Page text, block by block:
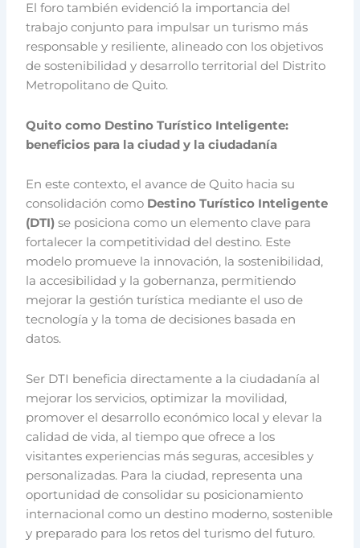
El foro también evidenció la importancia del
trabajo conjunto para impulsar un turismo más
responsable y resiliente, alineado con los objetivos
de sostenibilidad y desarrollo territorial del Distrito
Metropolitano de Quito.
Quito como Destino Turístico Inteligente:
beneficios para la ciudad y la ciudadanía
En este contexto, el avance de Quito hacia su
consolidación como Destino Turístico Inteligente
(DTI) se posiciona como un elemento clave para
fortalecer la competitividad del destino. Este
modelo promueve la innovación, la sostenibilidad,
la accesibilidad y la gobernanza, permitiendo
mejorar la gestión turística mediante el uso de
tecnología y la toma de decisiones basada en
datos.
Ser DTI beneficia directamente a la ciudadanía al
mejorar los servicios, optimizar la movilidad,
promover el desarrollo económico local y elevar la
calidad de vida, al tiempo que ofrece a los
visitantes experiencias más seguras, accesibles y
personalizadas. Para la ciudad, representa una
oportunidad de consolidar su posicionamiento
internacional como un destino moderno, sostenible
y preparado para los retos del turismo del futuro.